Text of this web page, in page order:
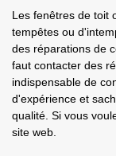
Les fenêtres de toit
tempêtes ou
des réparations de
faut contacter des
indispensable de
d'expérience et
qualité. Si vous
site web.